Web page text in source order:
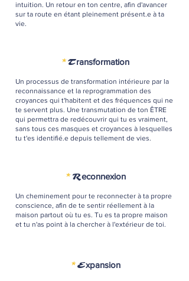
intuition. Un retour en ton centre, afin d'avancer
sur ta route en étant pleinement présent.e à ta
vie.
*Transformation
Un processus de transformation intérieure par la
reconnaissance et la reprogrammation des
croyances qui t'habitent et des fréquences qui ne
te servent plus. Une transmutation de ton ÊTRE
qui permettra de redécouvrir qui tu es vraiment,
sans tous ces masques et croyances à lesquelles
tu t'es identifié.e depuis tellement de vies.
*Reconnexion
Un cheminement pour te reconnecter à ta propre
conscience, afin de te sentir réellement à la
maison partout où tu es. Tu es ta propre maison
et tu n'as point à la chercher à l'extérieur de toi.
*Expansion